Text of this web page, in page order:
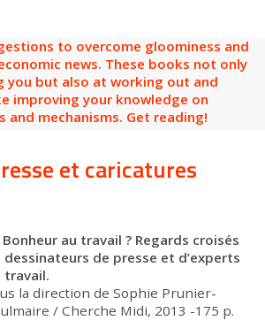
to overcome gloominess and
news. These books not only
you but also at working out and
improving your knowledge on
and mechanisms. Get reading!
et caricatures
Bonheur au travail ? Regards croisés
dessinateurs de presse et d’experts
travail.
la direction de Sophie Prunier-
/ Cherche Midi, 2013 -175 p.